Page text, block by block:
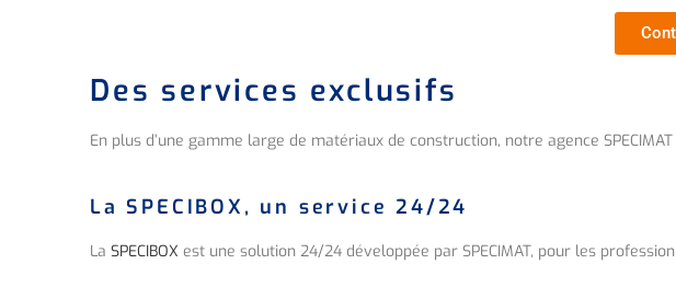
Des services exclusifs
En plus d’une gamme large de matériaux de construction, notre agence
La SPECIBOX, un service 24/24
La SPECIBOX est une solution 24/24 développée par SPECIMAT, pour les